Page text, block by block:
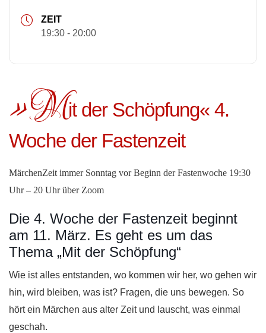
ZEIT
19:30 - 20:00
»Mit der Schöpfung« 4.
Woche der Fastenzeit
MärchenZeit immer Sonntag vor Beginn der Fastenwoche 19:30
Uhr – 20 Uhr über Zoom
Die 4. Woche der Fastenzeit beginnt
am 11. März. Es geht es um das
Thema „Mit der Schöpfung“
Wie ist alles entstanden, wo kommen wir her, wo gehen wir
hin, wird bleiben, was ist? Fragen, die uns bewegen. So
hört ein Märchen aus alter Zeit und lauscht, was einmal
geschah.